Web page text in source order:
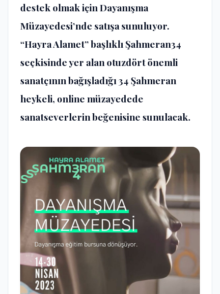
destek olmak için Dayanışma
Müzayedesi’nde satışa sunuluyor.
“Hayra Alamet” başlıklı Şahmeran34
seçkisinde yer alan otuzdört önemli
sanatçının bağışladığı 34 Şahmeran
heykeli, online müzayedede
sanatseverlerin beğenisine sunulacak.